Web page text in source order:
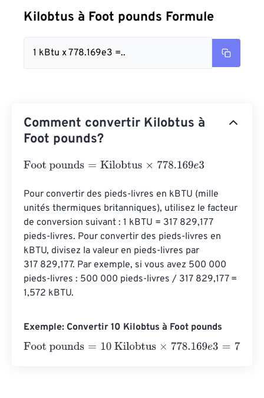
Kilobtus à Foot pounds Formule
1 kBtu x 778.169e3 =..
Comment convertir Kilobtus à
Foot pounds?
Foot pounds=Kilobtus×778.169 e3
Pour convertir des pieds-livres en kBTU (mille
unités thermiques britanniques), utilisez le facteur
de conversion suivant : 1 kBTU = 317 829,177
pieds-livres. Pour convertir des pieds-livres en
kBTU, divisez la valeur en pieds-livres par
317 829,177. Par exemple, si vous avez 500 000
pieds-livres : 500 000 pieds-livres / 317 829,177 =
1,572 kBTU.
Exemple: Convertir 10 Kilobtus à Foot pounds
Foot pounds=10 Kilobtus×778.169 e3=7781690 Foot